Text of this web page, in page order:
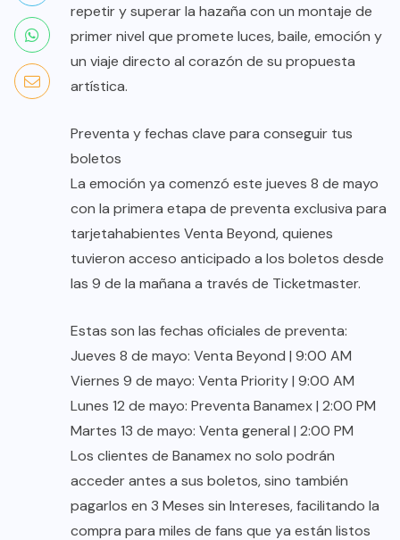
repetir y superar la hazaña con un montaje de
primer nivel que promete luces, baile, emoción y
un viaje directo al corazón de su propuesta
artística.
Preventa y fechas clave para conseguir tus
boletos
La emoción ya comenzó este jueves 8 de mayo
con la primera etapa de preventa exclusiva para
tarjetahabientes Venta Beyond, quienes
tuvieron acceso anticipado a los boletos desde
las 9 de la mañana a través de Ticketmaster.
Estas son las fechas oficiales de preventa:
Jueves 8 de mayo: Venta Beyond | 9:00 AM
Viernes 9 de mayo: Venta Priority | 9:00 AM
Lunes 12 de mayo: Preventa Banamex | 2:00 PM
Martes 13 de mayo: Venta general | 2:00 PM
Los clientes de Banamex no solo podrán
acceder antes a sus boletos, sino también
pagarlos en 3 Meses sin Intereses, facilitando la
compra para miles de fans que ya están listos